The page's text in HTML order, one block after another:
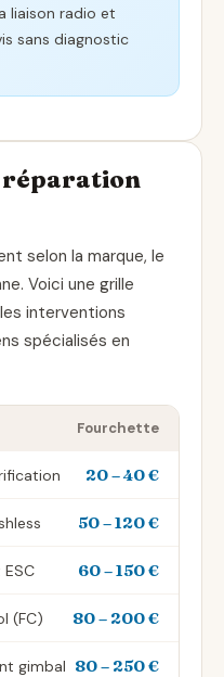
liaison radio et
sans diagnostic
réparation
selon la marque, le
Voici une grille
interventions
spécialisés en
Fourchette
20 – 40 €
50 – 120 €
60 – 150 €
(FC) 80 – 200 €
gimbal 80 – 250 €